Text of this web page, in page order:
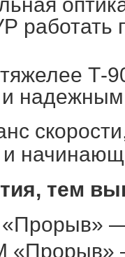
работать
Т-
и
тем
—
«Прорыв»